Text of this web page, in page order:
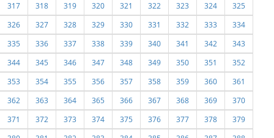
317
318 319 320 321 322 323 324
325
326
327 328 329 330 331 332 333
334
335
336 337 338 339 340 341 342
343
344
345 346 347 348 349 350 351
352
353
354 355 356 357 358 359 360
361
362
363 364 365 366 367 368 369
370
371
372 373 374 375 376 377 378
379